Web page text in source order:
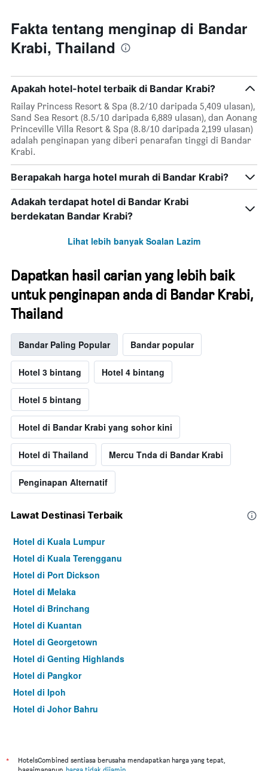
Fakta tentang menginap di Bandar
Krabi, Thailand
Apakah hotel-hotel terbaik di Bandar Krabi?
Railay Princess Resort & Spa (8.2/10 daripada 5,409 ulasan),
Sand Sea Resort (8.5/10 daripada 6,889 ulasan), dan Aonang
Princeville Villa Resort & Spa (8.8/10 daripada 2,199 ulasan)
adalah penginapan yang diberi penarafan tinggi di Bandar
Krabi.
Berapakah harga hotel murah di Bandar Krabi?
Adakah terdapat hotel di Bandar Krabi
berdekatan Bandar Krabi?
Lihat lebih banyak Soalan Lazim
Dapatkan hasil carian yang lebih baik
untuk penginapan anda di Bandar Krabi,
Thailand
Bandar Paling Popular Bandar popular
Hotel 3 bintang Hotel 4 bintang
Hotel 5 bintang
Hotel di Bandar Krabi yang sohor kini
Hotel di Thailand Mercu Tnda di Bandar Krabi
Penginapan Alternatif
Lawat Destinasi Terbaik
Hotel di Kuala Lumpur
Hotel di Kuala Terengganu
Hotel di Port Dickson
Hotel di Melaka
Hotel di Brinchang
Hotel di Kuantan
Hotel di Georgetown
Hotel di Genting Highlands
Hotel di Pangkor
Hotel di Ipoh
Hotel di Johor Bahru
Hotel di Tokyo
*
HotelsCombined sentiasa berusaha mendapatkan harga yang tepat,